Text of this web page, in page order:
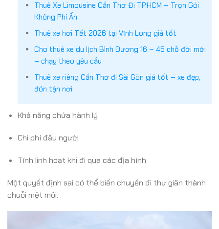
Thuê Xe Limousine Cần Thơ Đi TP.HCM – Trọn Gói
Không Phí Ẩn
Thuê xe hơi Tết 2026 tại Vĩnh Long giá tốt
Cho thuê xe du lịch Bình Dương 16 – 45 chỗ đời mới
– chạy theo yêu cầu
Thuê xe riêng Cần Thơ đi Sài Gòn giá tốt – xe đẹp,
đón tận nơi
Khả năng chứa hành lý
Chi phí đầu người
Tính linh hoạt khi đi qua các địa hình
Một quyết định sai có thể biến chuyến đi thư giãn thành
chuỗi mệt mỏi.